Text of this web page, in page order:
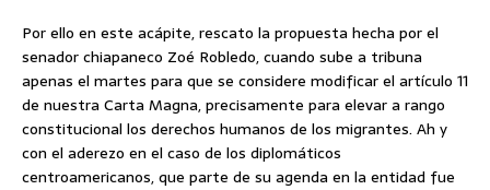
Por ello en este acápite, rescato la propuesta hecha por el
senador chiapaneco Zoé Robledo, cuando sube a tribuna
apenas el martes para que se considere modificar el artículo 11
de nuestra Carta Magna, precisamente para elevar a rango
constitucional los derechos humanos de los migrantes. Ah y
con el aderezo en el caso de los diplomáticos
centroamericanos, que parte de su agenda en la entidad fue